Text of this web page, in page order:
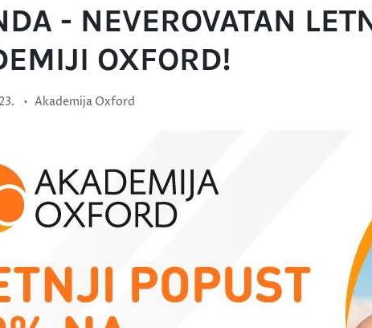
- NEVEROVATAN
OXFORD!
• Akademija Oxford